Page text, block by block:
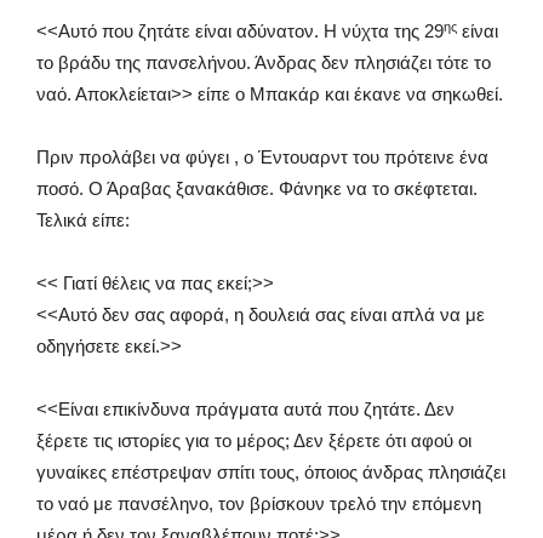
<<Αυτό που ζητάτε είναι αδύνατον. Η νύχτα της 29ης είναι
το βράδυ της πανσελήνου. Άνδρας δεν πλησιάζει τότε το
ναό. Αποκλείεται>> είπε ο Μπακάρ και έκανε να σηκωθεί.
Πριν προλάβει να φύγει , ο Έντουαρντ του πρότεινε ένα
ποσό. Ο Άραβας ξανακάθισε. Φάνηκε να το σκέφτεται.
Τελικά είπε:
<< Γιατί θέλεις να πας εκεί;>>
<<Αυτό δεν σας αφορά, η δουλειά σας είναι απλά να με
οδηγήσετε εκεί.>>
<<Είναι επικίνδυνα πράγματα αυτά που ζητάτε. Δεν
ξέρετε τις ιστορίες για το μέρος; Δεν ξέρετε ότι αφού οι
γυναίκες επέστρεψαν σπίτι τους, όποιος άνδρας πλησιάζει
το ναό με πανσέληνο, τον βρίσκουν τρελό την επόμενη